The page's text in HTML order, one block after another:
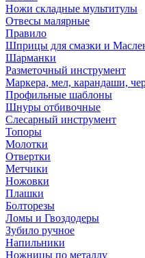
Ножи складные мультитулы
Отвесы малярные
Правило
Шприцы для смазки и
Шарманки
Разметочный инструмент
Маркера, мел, карандаши,
Профильные шаблоны
Шнуры отбивочные
Слесарный инструмент
Топоры
Молотки
Отвертки
Метчики
Ножовки
Плашки
Болторезы
Ломы и Гвоздодеры
Зубило ручное
Напильники
Ножницы по металлу